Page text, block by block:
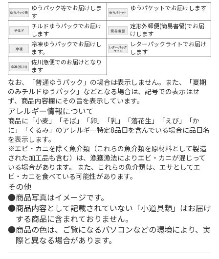
ゆうパック等でお届けしま
す
ゆうパケットでお届けします
チルドゆうパックでお届け
します
定形外郵便(簡易書留)でお届
けします
冷凍ゆうパックでお届けし
ます。
レターパックライトでお届け
します
佐川急便でのお届けとなり
ます
なお、「普通ゆうパック」の場合は表示しません。また、「夏期
のみチルドゆうパック」などとなる場合は、記号での表示はせ
ず、商品内容欄にその旨を表示しています。
アレルギー情報について
商品に「小麦」「そば」「卵」「乳」「落花生」「えび」「か
に」「くるみ」のアレルギー特定8品目を含んでいる場合に品目名
を表示します。
※エビ・カニを除く魚介類（これらの魚介類を原材料として製造
された加工品も含む）は、漁獲漁法によりエビ・カニが混じって
いる場合があります。 また、これらの魚介類は、エサとしてエ
ビ・カニを食べている可能性があります。
その他
商品写真はイメージです。
商品内容として記載されていない「小道具類」はお届け
する商品に含まれておりません。
商品の色は、ご覧になるパソコンなどの環境により、実
際と異なる場合があります。